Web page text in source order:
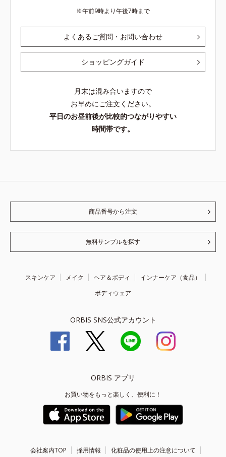
午前9時より午後7時まで
よくあるご質問・お問い合わせ
ショッピングガイド
月末は混み合いますので
お早めにご注文ください。
平日のお昼前後が比較的つながりやすい
時間帯です。
商品番号から注文
無料サンプルを探す
スキンケア メイク ヘア＆ボディ
インナーケア（食品）
ボディウェア
ORBIS SNS公式アカウント
ORBIS アプリ
お買い物をもっと楽しく、便利に！
会社案内TOP 採用情報 化粧品の使用上の注意について